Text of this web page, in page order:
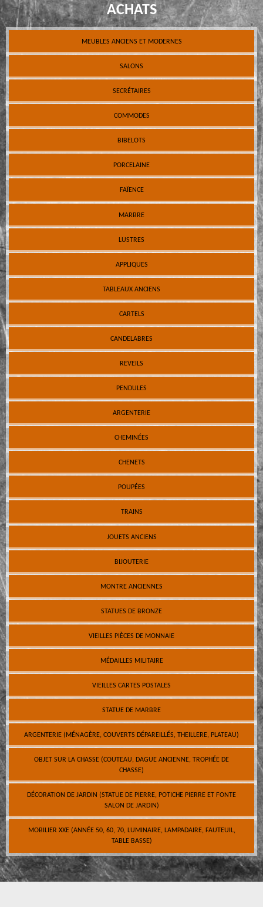
ACHATS
MEUBLES ANCIENS ET MODERNES
SALONS
SECRÉTAIRES
COMMODES
BIBELOTS
PORCELAINE
FAÏENCE
MARBRE
LUSTRES
APPLIQUES
TABLEAUX ANCIENS
CARTELS
CANDELABRES
REVEILS
PENDULES
ARGENTERIE
CHEMINÉES
CHENETS
POUPÉES
TRAINS
JOUETS ANCIENS
BIJOUTERIE
MONTRE ANCIENNES
STATUES DE BRONZE
VIEILLES PIÈCES DE MONNAIE
MÉDAILLES MILITAIRE
VIEILLES CARTES POSTALES
STATUE DE MARBRE
ARGENTERIE (MÉNAGÈRE, COUVERTS DÉPAREILLÉS, THEILLERE, PLATEAU)
OBJET SUR LA CHASSE (COUTEAU, DAGUE ANCIENNE, TROPHÉE DE
CHASSE)
DÉCORATION DE JARDIN (STATUE DE PIERRE, POTICHE PIERRE ET FONTE
SALON DE JARDIN)
MOBILIER XXE (ANNÉE 50, 60, 70, LUMINAIRE, LAMPADAIRE, FAUTEUIL,
TABLE BASSE)